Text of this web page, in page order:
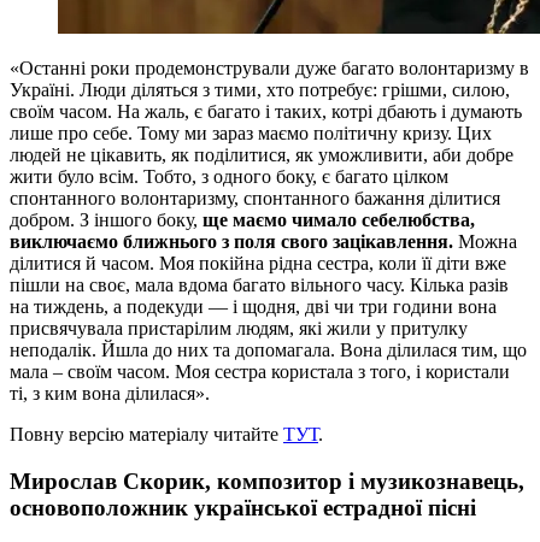
«Останні роки продемонстрували дуже багато волонтаризму в
Україні. Люди діляться з тими, хто потребує: грішми, силою,
своїм часом. На жаль, є багато і таких, котрі дбають і думають
лише про себе. Тому ми зараз маємо політичну кризу. Цих
людей не цікавить, як поділитися, як уможливити, аби добре
жити було всім. Тобто, з одного боку, є багато цілком
спонтанного волонтаризму, спонтанного бажання ділитися
добром. З іншого боку, ще маємо чимало себелюбства,
виключаємо ближнього з поля свого зацікавлення. Можна
ділитися й часом. Моя покійна рідна сестра, коли її діти вже
пішли на своє, мала вдома багато вільного часу. Кілька разів
на тиждень, а подекуди — і щодня, дві чи три години вона
присвячувала пристарілим людям, які жили у притулку
неподалік. Йшла до них та допомагала. Вона ділилася тим, що
мала – своїм часом. Моя сестра користала з того, і користали
ті, з ким вона ділилася».
Повну версію матеріалу читайте ТУТ.
Мирослав Скорик, композитор і музикознавець,
основоположник української естрадної пісні